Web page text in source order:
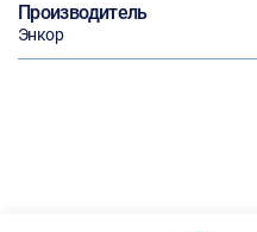
Производитель
Энкор